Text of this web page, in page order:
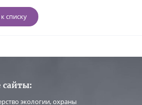
списку
сайты:
экологии, охраны